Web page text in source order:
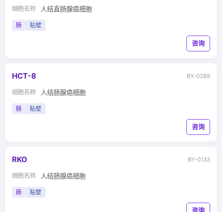
细胞名称 人结直肠腺癌细胞
肠 贴壁
咨询
HCT-8 BY-0289
细胞名称 人结肠腺癌细胞
肠 贴壁
咨询
RKO BY-0133
细胞名称 人结肠腺癌细胞
肠 贴壁
咨询